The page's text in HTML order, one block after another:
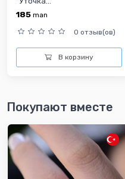
185 man
0 отзыв(ов)
В корзину
Покупают вместе